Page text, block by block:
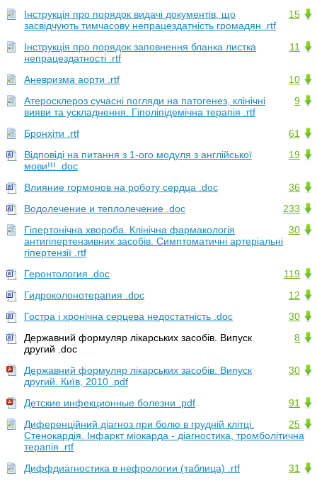
15
Інструкція про порядок видачі документів, що
засвідчують тимчасову непрацездатність громадян .rtf
11
Інструкція про порядок заповнення бланка листка
непрацездатності .rtf
10
Аневризма аорти .rtf
9
Атеросклероз сучасні погляди на патогенез, клінічні
вияви та ускладнення. Гіполіпідемічна терапія .rtf
61
Бронхіти .rtf
19
Відповіді на питання з 1-ого модуля з англійської
мови!!! .doc
36
Влияние гормонов на роботу сердца .doc
233
Водолечение и теплолечение .doc
30
Гіпертонічна хвороба. Клінічна фармакологія
антигіпертензивних засобів. Симптоматичні артеріальні
гіпертензії .rtf
119
Геронтология .doc
12
Гидроколонотерапия .doc
30
Гостра і хронічна серцева недостатність .doc
8
Державний формуляр лікарських засобів. Випуск
другий .doc
30
Державний формуляр лікарських засобів. Випуск
другий. Київ, 2010 .pdf
91
Детские инфекционные болезни .pdf
25
Диференційний діагноз при болю в грудній клітці.
Стенокардія. Інфаркт міокарда - діагностика, тромболітична
терапія .rtf
31
Диффдиагностика в нефрологии (таблица) .rtf